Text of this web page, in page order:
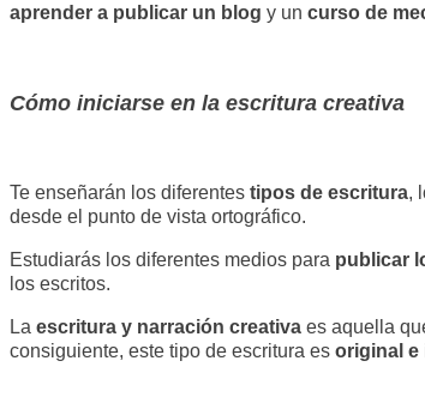
aprender a publicar un blog y un curso de
Cómo iniciarse en la escritura creativa
Te enseñarán los diferentes tipos de escritura,
desde el punto de vista ortográfico.
Estudiarás los diferentes medios para publicar
los escritos.
La escritura y narración creativa es aquella
consiguiente, este tipo de escritura es original e